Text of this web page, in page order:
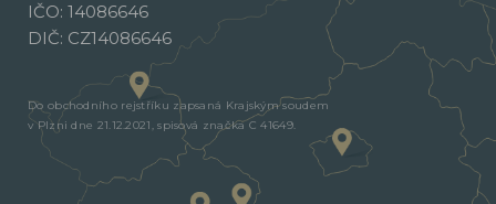
IČO: 14086646
DIČ: CZ14086646
Do obchodního rejstříku zapsaná Krajským soudem
v Plzni dne 21.12.2021, spisová značka C 41649.